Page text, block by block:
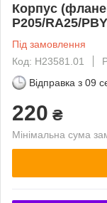
Корпус
P205/RA25/
Під замовлення
Код: H23581.01
Відправка з 09
220 ₴
Мінімальна сума